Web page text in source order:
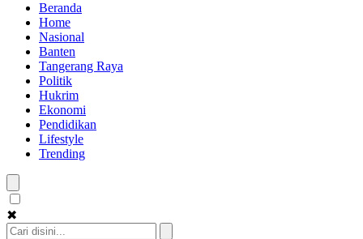
Beranda
Home
Nasional
Banten
Tangerang Raya
Politik
Hukrim
Ekonomi
Pendidikan
Lifestyle
Trending
✖